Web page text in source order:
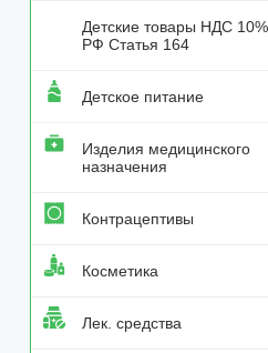
Детские товары НДС
РФ Статья 164
Детское питание
Изделия медицинского
назначения
Контрацептивы
Косметика
Лек. средства